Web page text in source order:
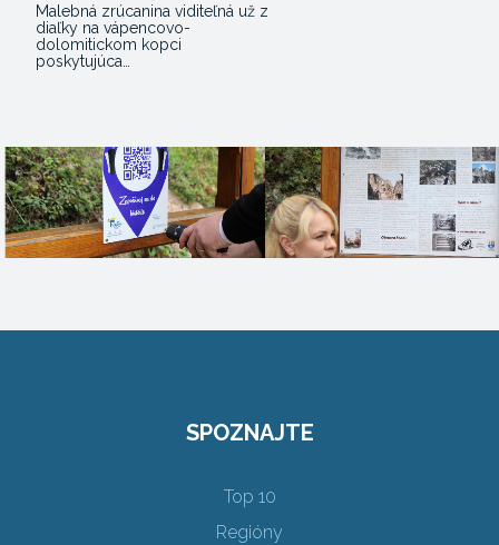
Malebná zrúcanina viditeľná už z
diaľky na vápencovo-
dolomitickom kopci
poskytujúca…
SPOZNAJTE
Top 10
Regióny